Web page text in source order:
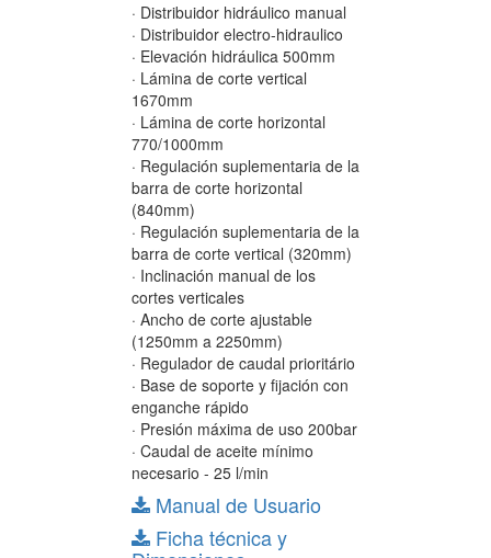
· Distribuidor hidráulico manual
· Distribuidor electro-hidraulico
· Elevación hidráulica 500mm
· Lámina de corte vertical
1670mm
· Lámina de corte horizontal
770/1000mm
· Regulación suplementaria de la
barra de corte horizontal
(840mm)
· Regulación suplementaria de la
barra de corte vertical (320mm)
· Inclinación manual de los
cortes verticales
· Ancho de corte ajustable
(1250mm a 2250mm)
· Regulador de caudal prioritário
· Base de soporte y fijación con
enganche rápido
· Presión máxima de uso 200bar
· Caudal de aceite mínimo
necesario - 25 l/min
Manual de Usuario
Ficha técnica y